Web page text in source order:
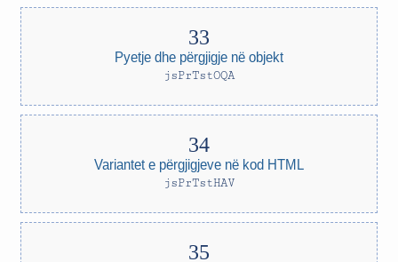
Pyetje dhe përgjigje në objekt
jsPrTstOQA
Variantet e përgjigjeve në kod HTML
jsPrTstHAV